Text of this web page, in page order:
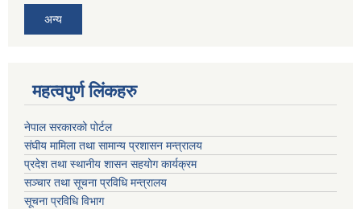
अन्य
महत्वपुर्ण लिंकहरु
नेपाल सरकारको पोर्टल
संघीय मामिला तथा सामान्य प्रशासन मन्त्रालय
प्रदेश तथा स्थानीय शासन सहयोग कार्यक्रम
सञ्चार तथा सूचना प्रविधि मन्त्रालय
सूचना प्रविधि विभाग